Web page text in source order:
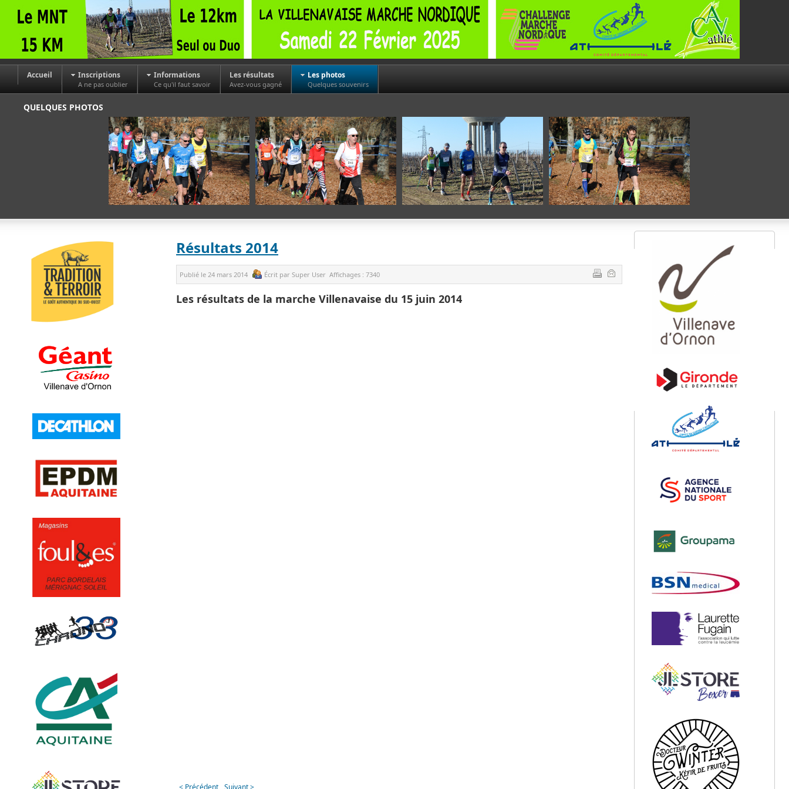
Accueil Inscriptions
A ne pas oublier
Informations
Ce qu'il faut savoir
Les résultats
Avez-vous gagné
Les photos
Quelques souvenirs
QUELQUES PHOTOS
Résultats 2014
Publié le 24 mars 2014 Écrit par Super User Affichages : 7340
Les résultats de la marche Villenavaise du 15 juin 2014
< Précédent Suivant >